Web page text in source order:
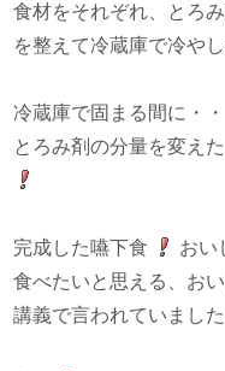
食材をそれぞれ、とろ
を整えて冷蔵庫で冷やし
冷蔵庫で固まる間に・・
とろみ剤の分量を変え
完成した嚥下食
おい
食べたいと思える、お
講義で言われていました